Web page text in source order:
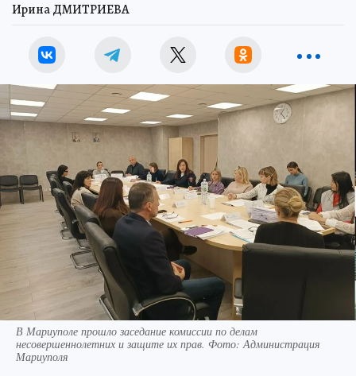
Ирина ДМИТРИЕВА
В Мариуполе прошло заседание комиссии по делам
несовершеннолетних и защите их прав. Фото: Администрация
Мариуполя